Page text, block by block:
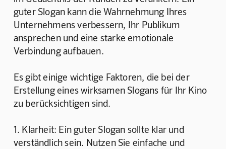
guter Slogan kann die Wahrnehmung Ihres
Unternehmens verbessern, Ihr Publikum
ansprechen und eine starke emotionale
Verbindung aufbauen.
Es gibt einige wichtige Faktoren, die bei der
Erstellung eines wirksamen Slogans für Ihr Kino
zu berücksichtigen sind.
1. Klarheit: Ein guter Slogan sollte klar und
verständlich sein. Nutzen Sie einfache und